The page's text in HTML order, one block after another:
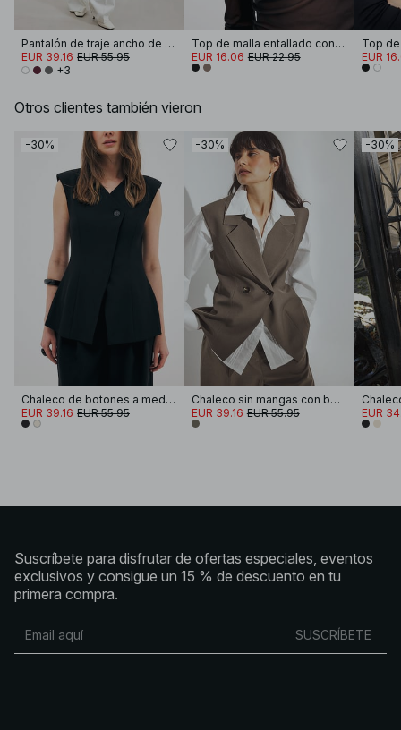
Pantalón de traje ancho ​​de cintura alta
EUR 39.16 EUR 55.95
+3
Top de malla entallado con cuello redondo
EUR 16.06 EUR 22.95 EUR
Otros clientes también vieron
-30%
Chaleco de botones a medida
EUR 39.16 EUR 55.95
-30%
Chaleco sin mangas con botones frontales
EUR 39.16 EUR 55.95
-30%
EUR
Suscríbete para disfrutar de ofertas especiales, eventos
exclusivos y consigue un 15 % de descuento en tu
primera compra.
SUSCRÍBETE